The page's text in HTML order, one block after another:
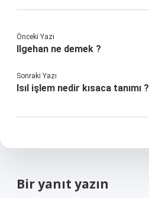
Önceki Yazı
Ilgehan ne demek ?
Sonraki Yazı
Isıl işlem nedir kısaca tanımı ?
Bir yanıt yazın